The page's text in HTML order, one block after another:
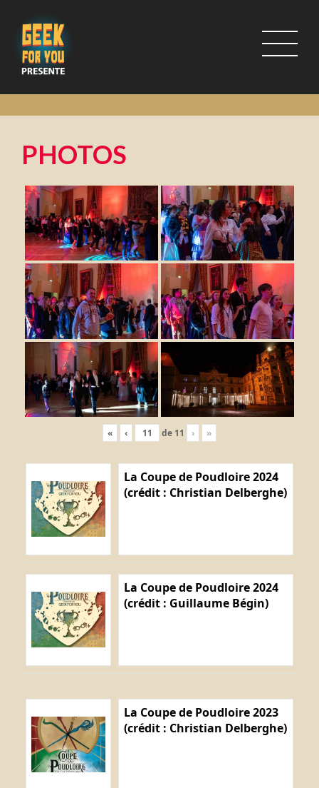
PHOTOS
« ‹ de 11 › »
La Coupe de Poudloire 2024
(crédit : Christian Delberghe)
La Coupe de Poudloire 2024
(crédit : Guillaume Bégin)
La Coupe de Poudloire 2023
(crédit : Christian Delberghe)